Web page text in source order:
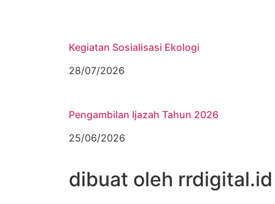
Kegiatan Sosialisasi Ekologi
28/07/2026
Pengambilan Ijazah Tahun 2026
25/06/2026
dibuat oleh rrdigital.id